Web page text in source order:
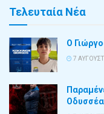
Τελευταία Νέα
Ο
7